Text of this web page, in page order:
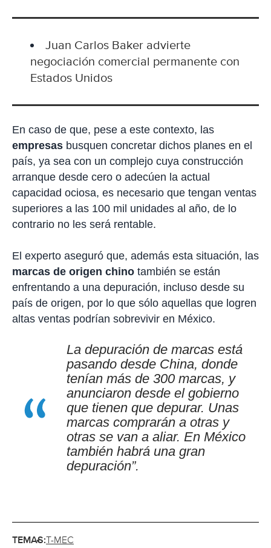
Juan Carlos Baker advierte
negociación comercial permanente con
Estados Unidos
En caso de que, pese a este contexto, las
empresas busquen concretar dichos planes en el
país, ya sea con un complejo cuya construcción
arranque desde cero o adecúen la actual
capacidad ociosa, es necesario que tengan ventas
superiores a las 100 mil unidades al año, de lo
contrario no les será rentable.
El experto aseguró que, además esta situación, las
marcas de origen chino también se están
enfrentando a una depuración, incluso desde su
país de origen, por lo que sólo aquellas que logren
altas ventas podrían sobrevivir en México.
La depuración de marcas está
pasando desde China, donde
tenían más de 300 marcas, y
anunciaron desde el gobierno
que tienen que depurar. Unas
marcas comprarán a otras y
otras se van a aliar. En México
también habrá una gran
depuración”.
TEMAS:T-MEC